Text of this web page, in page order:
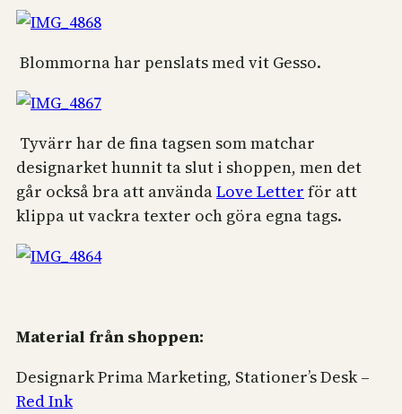
Blommorna har penslats med vit Gesso.
Tyvärr har de fina tagsen som matchar
designarket hunnit ta slut i shoppen, men det
går också bra att användaLove Letter för att
klippa ut vackra texter och göra egna tags.
Material från shoppen:
Designark Prima Marketing, Stationer’s Desk –
Red Ink